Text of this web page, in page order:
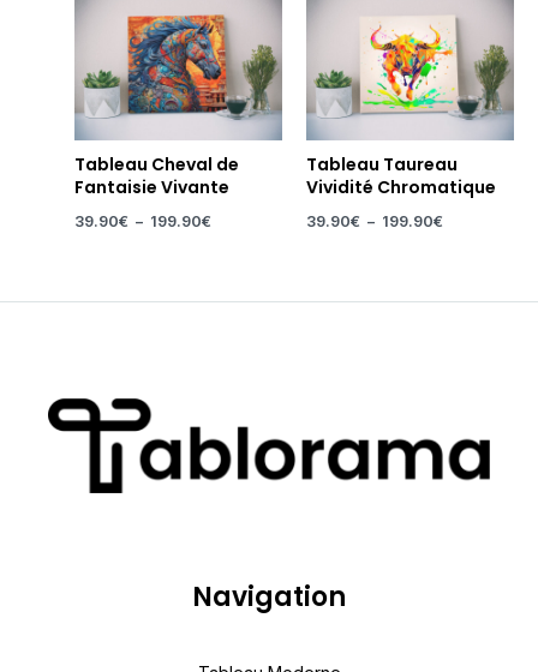
Tableau Cheval de
Fantaisie Vivante
39.90€ – 199.90€
Tableau Taureau
Vividité Chromatique
39.90€ – 199.90€
Navigation